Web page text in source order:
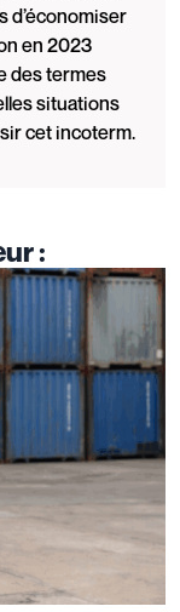
d’économiser
en 2023
des termes
situations
cet incoterm.
: